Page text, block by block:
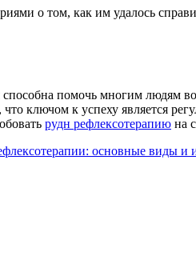
о том, как им удалось
помочь многим людям
ключом к успеху является
рудн рефлексотерапию на
основные виды и